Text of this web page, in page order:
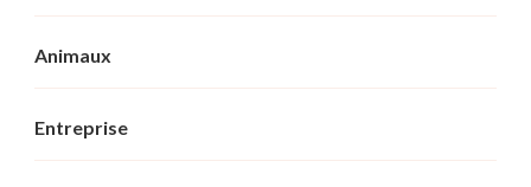
Animaux
Entreprise